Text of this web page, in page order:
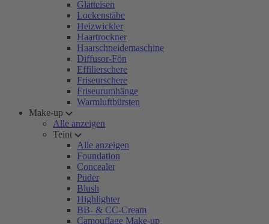
Glätteisen
Lockenstäbe
Heizwickler
Haartrockner
Haarschneidemaschine
Diffusor-Fön
Effilierschere
Friseurschere
Friseurumhänge
Warmluftbürsten
Make-up
Alle anzeigen
Teint
Alle anzeigen
Foundation
Concealer
Puder
Blush
Highlighter
BB- & CC-Cream
Camouflage Make-up